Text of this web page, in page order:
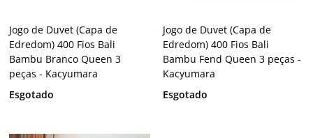
Jogo de Duvet (Capa de
Edredom) 400 Fios Bali
Bambu Branco Queen 3
peças - Kacyumara
Esgotado
Jogo de Duvet (Capa de
Edredom) 400 Fios Bali
Bambu Fend Queen 3 peças -
Kacyumara
Esgotado